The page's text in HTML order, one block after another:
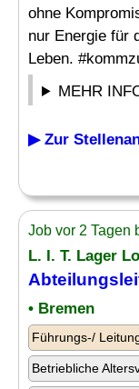
ohne
nur Energie für
Leben.
MEHR
▶ Zur
Job vor 2 Tagen
L. I. T. Lager
• Bremen
Führungs-/
Betriebliche